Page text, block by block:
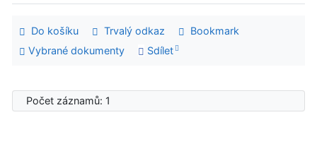
Do košíku Trvalý odkaz
Bookmark
Vybrané dokumenty
Sdílet
Počet záznamů: 1